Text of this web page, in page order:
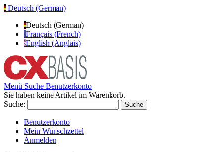
Deutsch (German)
Deutsch (German)
Français (French)
English (Anglais)
Menü Suche Benutzerkonto
Sie haben keine Artikel im Warenkorb.
Suche:
Suche
Benutzerkonto
Mein Wunschzettel
Anmelden